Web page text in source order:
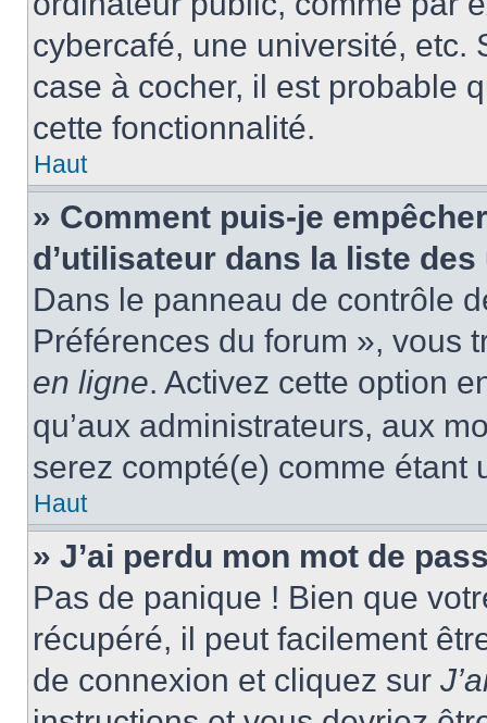
cybercafé, une université, etc.
case à cocher, il est probable
cette fonctionnalité.
Haut
» Comment puis-je
d’utilisateur dans la liste
Dans le panneau de contrôle
Préférences du forum », vous
en ligne. Activez cette option
qu’aux administrateurs, aux
serez compté(e) comme étant
Haut
» J’ai perdu mon mot de
Pas de panique ! Bien que
récupéré, il peut facilement
de connexion et cliquez sur